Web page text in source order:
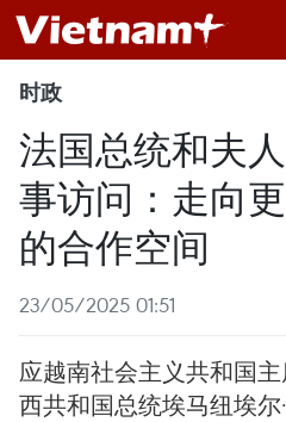
时政
法国总统和夫
事访问：走向
的合作空间
23/05/2025 01:51
应越南社会主义共和国
西共和国总统埃马纽埃